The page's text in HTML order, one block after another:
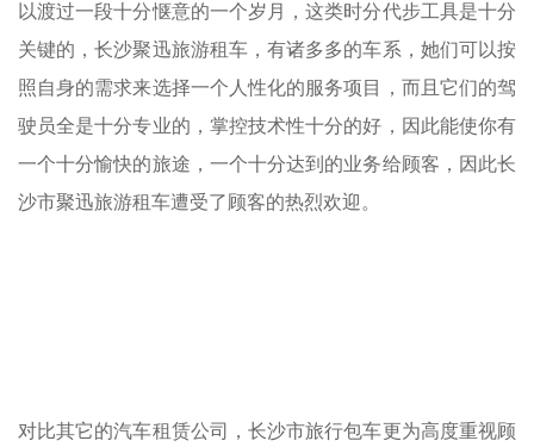
以渡过一段十分惬意的一个岁月，这类时分代步工具是十分
关键的，长沙聚迅旅游租车，有诸多多的车系，她们可以按
照自身的需求来选择一个人性化的服务项目，而且它们的驾
驶员全是十分专业的，掌控技术性十分的好，因此能使你有
一个十分愉快的旅途，一个十分达到的业务给顾客，因此长
沙市聚迅旅游租车遭受了顾客的热烈欢迎。
对比其它的汽车租赁公司，长沙市旅行包车更为高度重视顾